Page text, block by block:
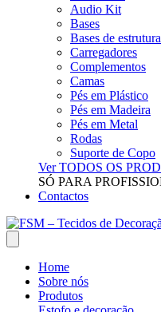
Audio Kit
Bases
Bases de
Carregadores
Complementos
Camas
Pés em Plástico
Pés em Madeira
Pés em Metal
Rodas
Suporte de Copo
Ver TODOS OS
SÓ PARA
Contactos
Home
Sobre nós
Produtos